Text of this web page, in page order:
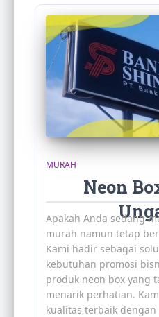
MURAH
Neon
Apakah Anda sedang
murah namun tetap
Kami hadir sebagai
kebutuhan promosi
produk neon box yang
menarik perhatian.
kualitas terbaik